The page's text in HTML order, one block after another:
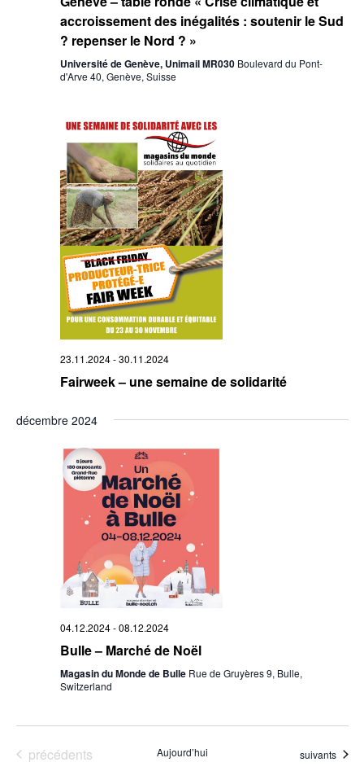
accroissement des inégalités : soutenir le Sud
? repenser le Nord ? »
Université de Genève, Unimail MR030 Boulevard du Pont-
d'Arve 40, Genève, Suisse
23.11.2024-30.11.2024
Fairweek – une semaine de solidarité
décembre 2024
04.12.2024-08.12.2024
Bulle – Marché de Noël
Magasin du Monde de Bulle Rue de Gruyères 9, Bulle,
Switzerland
Évènements
précédents Aujourd’hui Évènements
suivants